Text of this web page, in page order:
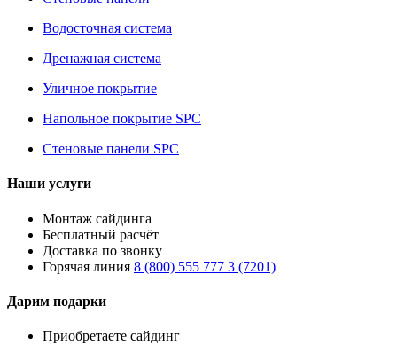
Водосточная система
Дренажная система
Уличное покрытие
Напольное покрытие SPC
Стеновые панели SPC
Наши услуги
Монтаж сайдинга
Бесплатный расчёт
Доставка по звонку
Горячая линия 8 (800) 555 777 3 (7201)
Дарим подарки
Приобретаете сайдинг